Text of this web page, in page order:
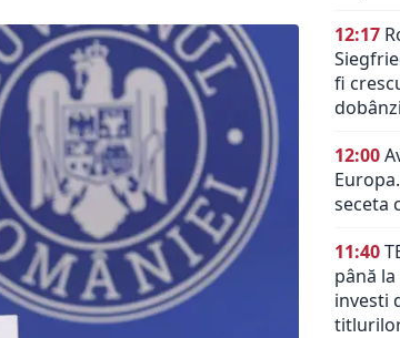
12:17
fi
12:00
seceta
11:40
până
investi